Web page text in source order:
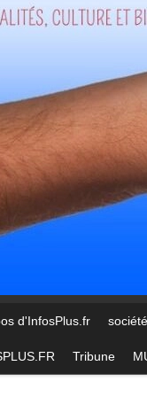
d'InfosPlus.fr société
Tribune